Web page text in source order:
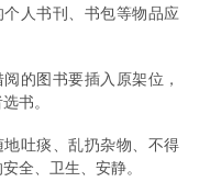
人书刊、书包等物品应
的图书要插入原架位，
书。
吐痰、乱扔杂物、不得
全、卫生、安静。